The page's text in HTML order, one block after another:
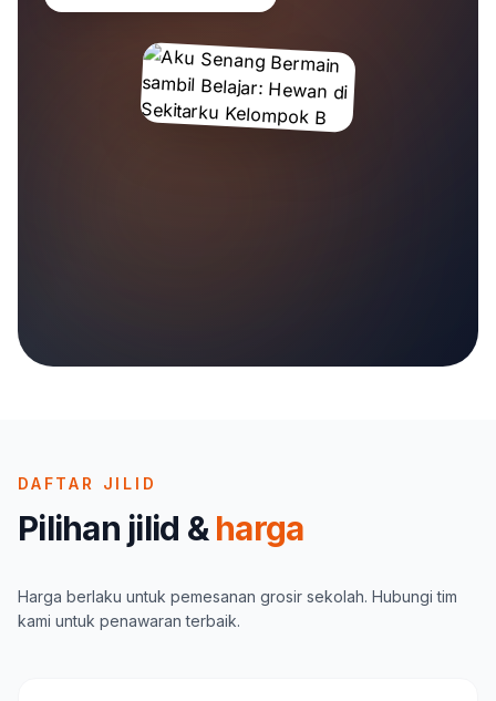
DAFTAR JILID
Pilihan jilid &harga
Harga berlaku untuk pemesanan grosir sekolah. Hubungi tim
kami untuk penawaran terbaik.